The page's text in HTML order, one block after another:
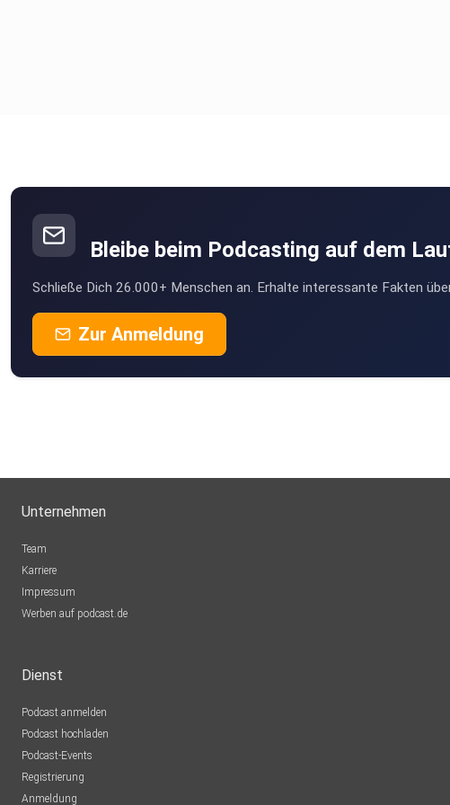
Bleibe beim Podcasting auf dem
Schließe Dich 26.000+ Menschen an. Erhalte interessante Fakten
Zur Anmeldung
Unternehmen
Team
Karriere
Impressum
Werben auf podcast.de
Dienst
Podcast anmelden
Podcast hochladen
Podcast-Events
Registrierung
Anmeldung